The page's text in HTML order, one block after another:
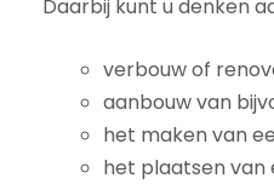
Daarbij kunt u denken
verbouw of
aanbouw van
het maken van
het plaatsen van